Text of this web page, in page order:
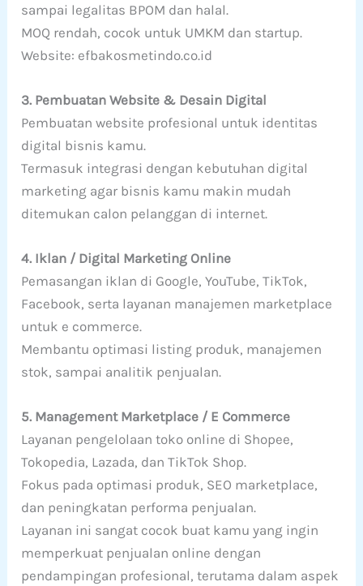
sampai legalitas BPOM dan halal.
MOQ rendah, cocok untuk UMKM dan startup.
Website: efbakosmetindo.co.id
3. Pembuatan Website & Desain Digital
Pembuatan website profesional untuk identitas
digital bisnis kamu.
Termasuk integrasi dengan kebutuhan digital
marketing agar bisnis kamu makin mudah
ditemukan calon pelanggan di internet.
4. Iklan / Digital Marketing Online
Pemasangan iklan di Google, YouTube, TikTok,
Facebook, serta layanan manajemen marketplace
untuk e commerce.
Membantu optimasi listing produk, manajemen
stok, sampai analitik penjualan.
5. Management Marketplace / E Commerce
Layanan pengelolaan toko online di Shopee,
Tokopedia, Lazada, dan TikTok Shop.
Fokus pada optimasi produk, SEO marketplace,
dan peningkatan performa penjualan.
Layanan ini sangat cocok buat kamu yang ingin
memperkuat penjualan online dengan
pendampingan profesional, terutama dalam aspek